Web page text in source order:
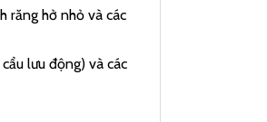
răng hở nhỏ và các
lưu động) và các